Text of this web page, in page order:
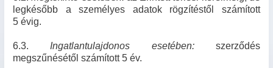
legkésőbb a személyes adatok rögzítéstől számított
5 évig.
6.3. Ingatlantulajdonos esetében:szerződés
megszűnésétől számított 5 év.